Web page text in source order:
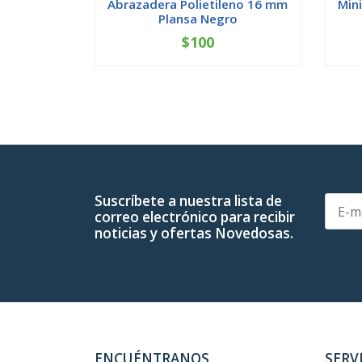
Abrazadera Polietileno 16 mm
Plansa Negro
+
$100
Suscríbete a nuestra lista de
correo electrónico para recibir
noticias y ofertas Novedosas.